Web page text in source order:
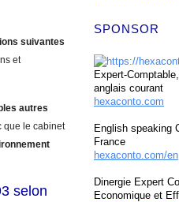
suivantes
et
autres
que le cabinet
selon
SPONSOR
Expert-
anglais courant
hexaconto.com
English speaking
France
hexaconto.com/en
Dinergie Expert
Economique et